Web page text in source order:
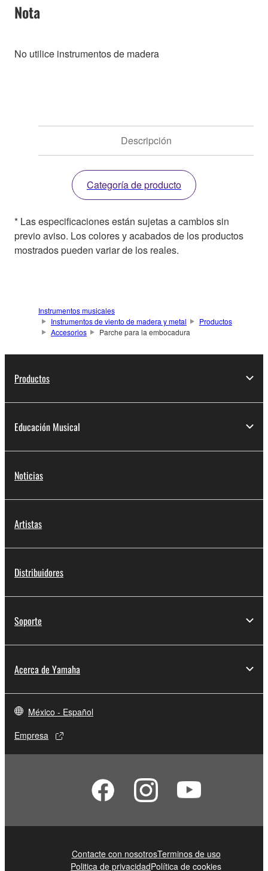
Nota
No utilice instrumentos de madera
Descripción
Categoría de producto
* Las especificaciones están sujetas a cambios sin
previo aviso. Los colores y acabados de los productos
mostrados pueden variar de los reales.
Instrumentos musicales
Instrumentos de viento de madera y metal
Productos
Accesorios
Parche para la embocadura
Productos
Educación Musical
Noticias
Artistas
Distribuidores
Soporte
Acerca de Yamaha
México - Español
Empresa
Contacte con nosotrosTerminos de uso
Politica de privacidadPolítica de cookies